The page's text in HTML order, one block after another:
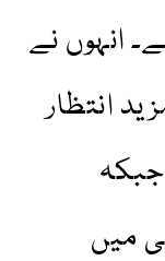
انہوں نے
انتظار
میں